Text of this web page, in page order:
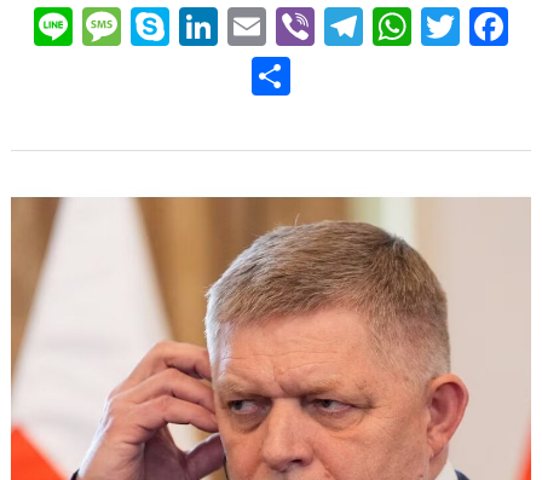
Facebook
Twitter
WhatsApp
Telegram
Viber
Email
LinkedIn
Skype